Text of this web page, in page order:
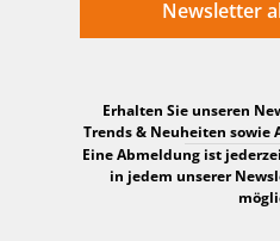
Newsletter
Erhalten Sie unseren
Trends & Neuheiten sowie
Eine Abmeldung ist
in jedem unserer